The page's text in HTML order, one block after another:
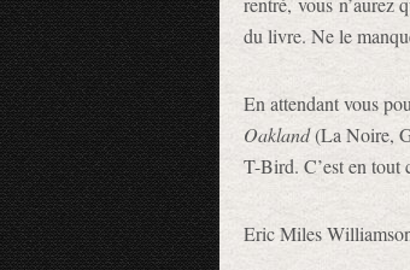
du livre. Ne le
En attendant vous
Oakland(La Noire,
T-Bird. C’est en tout
Eric Miles